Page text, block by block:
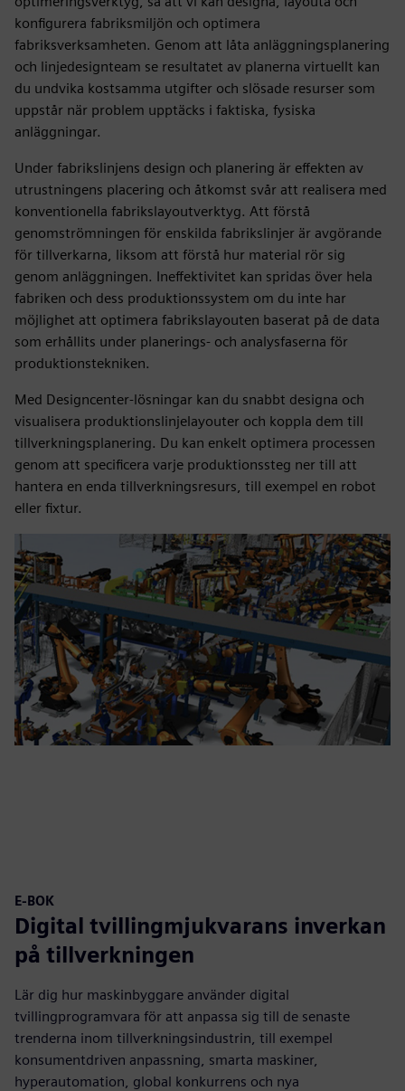
konfigurera fabriksmiljön och optimera
fabriksverksamheten. Genom att låta anläggningsplanering
och linjedesignteam se resultatet av planerna virtuellt kan
du undvika kostsamma utgifter och slösade resurser som
uppstår när problem upptäcks i faktiska, fysiska
anläggningar.
Under fabrikslinjens design och planering är effekten av
utrustningens placering och åtkomst svår att realisera med
konventionella fabrikslayoutverktyg. Att förstå
genomströmningen för enskilda fabrikslinjer är avgörande
för tillverkarna, liksom att förstå hur material rör sig
genom anläggningen. Ineffektivitet kan spridas över hela
fabriken och dess produktionssystem om du inte har
möjlighet att optimera fabrikslayouten baserat på de data
som erhållits under planerings- och analysfaserna för
produktionstekniken.
Med Designcenter-lösningar kan du snabbt designa och
visualisera produktionslinjelayouter och koppla dem till
tillverkningsplanering. Du kan enkelt optimera processen
genom att specificera varje produktionssteg ner till att
hantera en enda tillverkningsresurs, till exempel en robot
eller fixtur.
E-BOK
Digital tvillingmjukvarans inverkan
på tillverkningen
Lär dig hur maskinbyggare använder digital
tvillingprogramvara för att anpassa sig till de senaste
trenderna inom tillverkningsindustrin, till exempel
konsumentdriven anpassning, smarta maskiner,
hyperautomation, global konkurrens och nya